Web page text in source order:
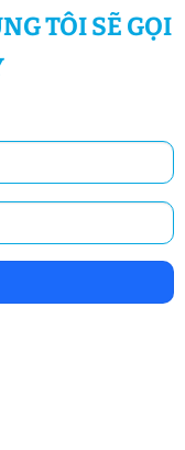
TÔI SẼ GỌI